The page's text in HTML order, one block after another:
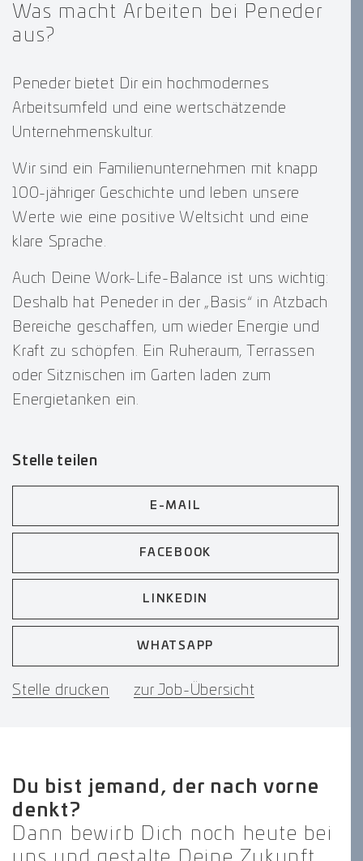
Was macht Arbeiten bei Peneder
aus?
Peneder bietet Dir ein hochmodernes
Arbeitsumfeld und eine wertschätzende
Unternehmenskultur.
Wir sind ein Familienunternehmen mit knapp
100-jähriger Geschichte und leben unsere
Werte wie eine positive Weltsicht und eine
klare Sprache.
Auch Deine Work-Life-Balance ist uns wichtig:
Deshalb hat Peneder in der „Basis“ in Atzbach
Bereiche geschaffen, um wieder Energie und
Kraft zu schöpfen. Ein Ruheraum, Terrassen
oder Sitznischen im Garten laden zum
Energietanken ein.
Stelle teilen
E-MAIL
FACEBOOK
LINKEDIN
WHATSAPP
Stelle drucken zur Job-Übersicht
Du bist jemand, der nach vorne
denkt?
Dann bewirb Dich noch heute bei